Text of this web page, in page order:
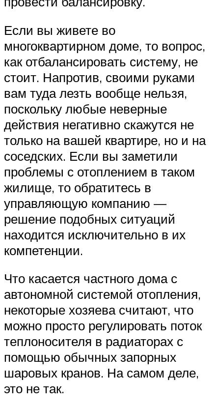
Если вы живете во
многоквартирном доме, то вопрос,
как отбалансировать систему, не
стоит. Напротив, своими руками
вам туда лезть вообще нельзя,
поскольку любые неверные
действия негативно скажутся не
только на вашей квартире, но и на
соседских. Если вы заметили
проблемы с отоплением в таком
жилище, то обратитесь в
управляющую компанию —
решение подобных ситуаций
находится исключительно в их
компетенции.
Что касается частного дома с
автономной системой отопления,
некоторые хозяева считают, что
можно просто регулировать поток
теплоносителя в радиаторах с
помощью обычных запорных
шаровых кранов. На самом деле,
это не так.